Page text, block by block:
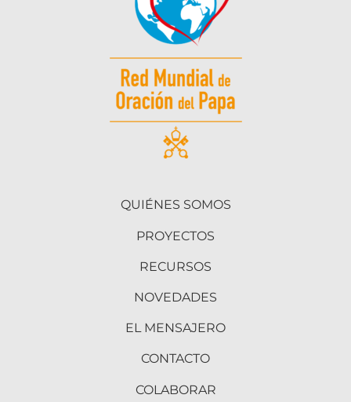
QUIÉNES SOMOS
PROYECTOS
RECURSOS
NOVEDADES
EL MENSAJERO
CONTACTO
COLABORAR